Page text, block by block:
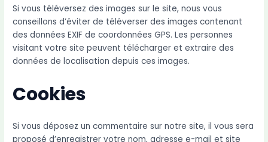
Si vous téléversez des images sur le site, nous vous
conseillons d’éviter de téléverser des images contenant
des données EXIF de coordonnées GPS. Les personnes
visitant votre site peuvent télécharger et extraire des
données de localisation depuis ces images.
Cookies
Si vous déposez un commentaire sur notre site, il vous sera
proposé d’enregistrer votre nom, adresse e-mail et site